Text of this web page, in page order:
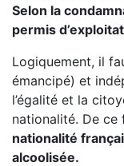
Selon la
permis
Logiquement, il
émancipé) et
l’égalité et la
nationalité. De ce
nationalité
alcoolisée.